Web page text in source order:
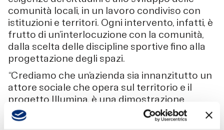
comunità locali, in un lavoro condiviso con
istituzioni e territori. Ogni intervento, infatti, è
frutto di un’interlocuzione con la comunità,
dalla scelta delle discipline sportive fino alla
progettazione degli spazi.
“Crediamo che un’azienda sia innanzitutto un
attore sociale che opera sul territorio e il
progetto Illumina, è una dimostrazione
concreta di questa visione che contribuisce
alla creazione di spazi accessibili e condivisi in